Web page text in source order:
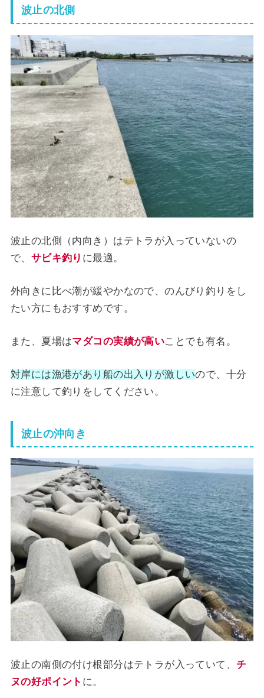
波止の北側
波止の北側（内向き）はテトラが入っていないの
で、 サビキ釣り に最適。
外向きに比べ潮が緩やかなので、のんびり釣りをし
たい方にもおすすめです。
また、夏場はマダコの実績が高いことでも有名。
対岸には漁港があり船の出入りが激しいので、十分
に注意して釣りをしてください。
波止の沖向き
波止の南側の付け根部分はテトラが入っていて、チ
ヌの好ポイント に。